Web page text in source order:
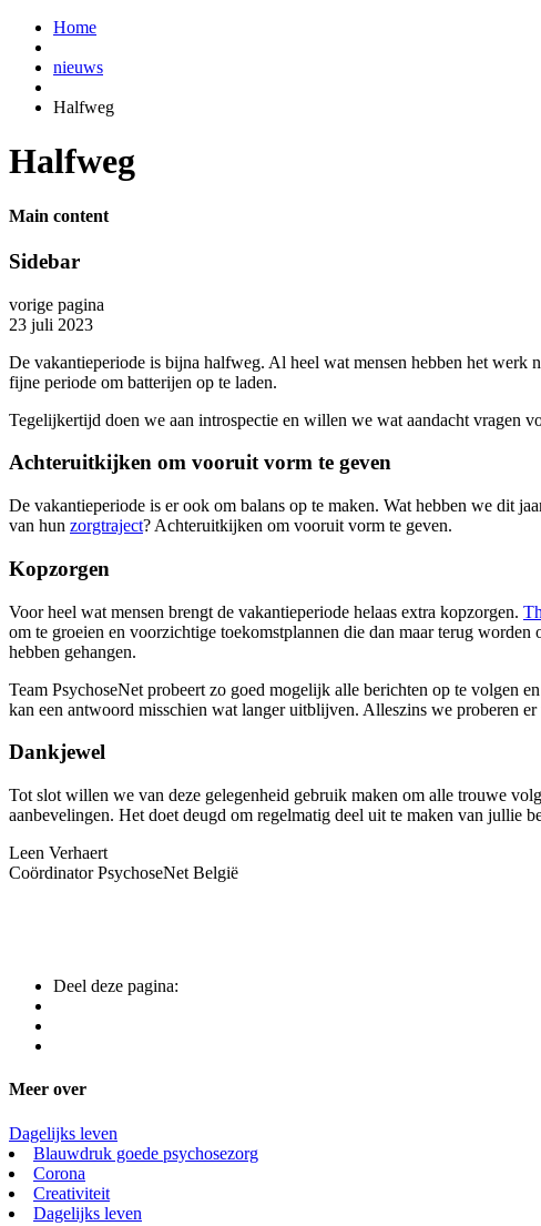
Home
nieuws
Halfweg
Halfweg
Main content
Sidebar
vorige pagina
23 juli 2023
De vakantieperiode is bijna halfweg. Al heel wat mensen hebben het werk
fijne periode om batterijen op te laden.
Tegelijkertijd doen we aan introspectie en willen we wat aandacht vragen
Achteruitkijken om vooruit vorm te geven
De vakantieperiode is er ook om balans op te maken. Wat hebben we dit
van hun zorgtraject? Achteruitkijken om vooruit vorm te geven.
Kopzorgen
Voor heel wat mensen brengt de vakantieperiode helaas extra kopzorgen.
om te groeien en voorzichtige toekomstplannen die dan maar terug worden
hebben gehangen.
Team PsychoseNet probeert zo goed mogelijk alle berichten op te volgen
kan een antwoord misschien wat langer uitblijven. Alleszins we proberen
Dankjewel
Tot slot willen we van deze gelegenheid gebruik maken om alle trouwe
aanbevelingen. Het doet deugd om regelmatig deel uit te maken van jullie
Leen Verhaert
Coördinator PsychoseNet België
Deel deze pagina:
Meer over
Dagelijks leven
Blauwdruk goede psychosezorg
Corona
Creativiteit
Dagelijks leven